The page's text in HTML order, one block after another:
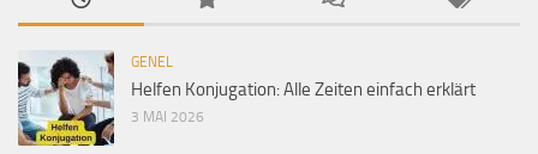
GENEL
Helfen Konjugation: Alle Zeiten einfach erklärt
3 MAI 2026